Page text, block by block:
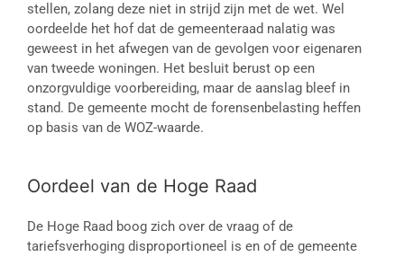
stellen, zolang deze niet in strijd zijn met de wet. Wel
oordeelde het hof dat de gemeenteraad nalatig was
geweest in het afwegen van de gevolgen voor eigenaren
van tweede woningen. Het besluit berust op een
onzorgvuldige voorbereiding, maar de aanslag bleef in
stand. De gemeente mocht de forensenbelasting heffen
op basis van de WOZ-waarde.
Oordeel van de Hoge Raad
De Hoge Raad boog zich over de vraag of de
tariefsverhoging disproportioneel is en of de gemeente